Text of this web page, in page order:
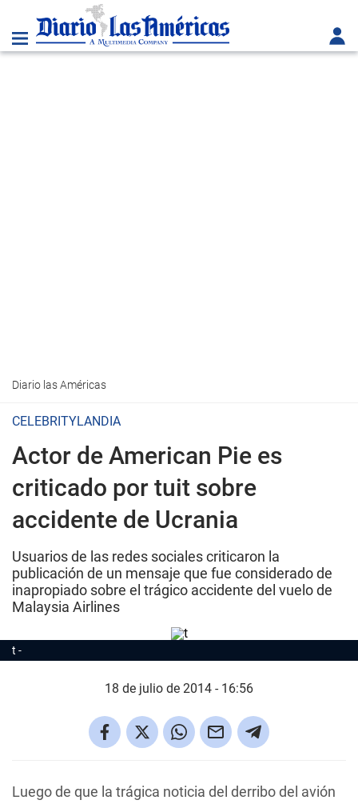
Diario las Américas
CELEBRITYLANDIA
Actor de American Pie es
criticado por tuit sobre
accidente de Ucrania
Usuarios de las redes sociales criticaron la
publicación de un mensaje que fue considerado de
inapropiado sobre el trágico accidente del vuelo de
Malaysia Airlines
t
18 de julio de 2014 - 16:56
Luego de que la trágica noticia del derribo del avión